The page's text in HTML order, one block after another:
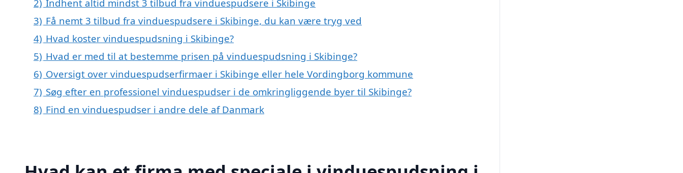
2) Indhent altid mindst 3 tilbud fra vinduespudsere i Skibinge
3) Få nemt 3 tilbud fra vinduespudsere i Skibinge, du kan være tryg ved
4) Hvad koster vinduespudsning i Skibinge?
5) Hvad er med til at bestemme prisen på vinduespudsning i Skibinge?
6) Oversigt over vinduespudserfirmaer i Skibinge eller hele Vordingborg kommune
7) Søg efter en professionel vinduespudser i de omkringliggende byer til Skibinge?
8) Find en vinduespudser i andre dele af Danmark